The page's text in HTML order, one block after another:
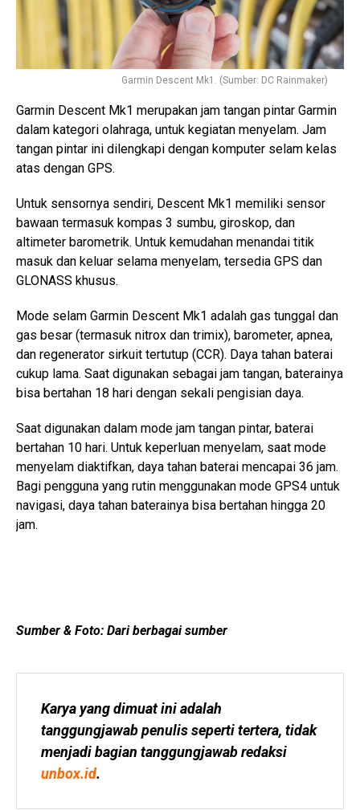
Garmin Descent Mk1. (Sumber: DC Rainmaker)
Garmin Descent Mk1 merupakan jam tangan pintar Garmin
dalam kategori olahraga, untuk kegiatan menyelam. Jam
tangan pintar ini dilengkapi dengan komputer selam kelas
atas dengan GPS.
Untuk sensornya sendiri, Descent Mk1 memiliki sensor
bawaan termasuk kompas 3 sumbu, giroskop, dan
altimeter barometrik. Untuk kemudahan menandai titik
masuk dan keluar selama menyelam, tersedia GPS dan
GLONASS khusus.
Mode selam Garmin Descent Mk1 adalah gas tunggal dan
gas besar (termasuk nitrox dan trimix), barometer, apnea,
dan regenerator sirkuit tertutup (CCR). Daya tahan baterai
cukup lama. Saat digunakan sebagai jam tangan, baterainya
bisa bertahan 18 hari dengan sekali pengisian daya.
Saat digunakan dalam mode jam tangan pintar, baterai
bertahan 10 hari. Untuk keperluan menyelam, saat mode
menyelam diaktifkan, daya tahan baterai mencapai 36 jam.
Bagi pengguna yang rutin menggunakan mode GPS4 untuk
navigasi, daya tahan baterainya bisa bertahan hingga 20
jam.
Sumber & Foto: Dari berbagai sumber
Karya yang dimuat ini adalah
tanggungjawab penulis seperti tertera, tidak
unbox.id.